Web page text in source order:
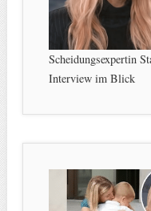
Scheidungsexpertin
Interview im Blick